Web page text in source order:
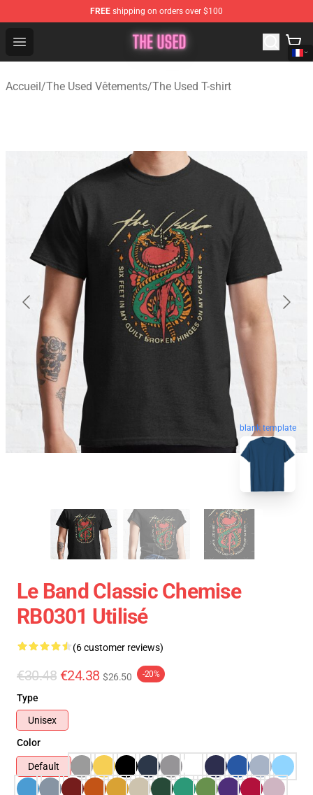
FREE shipping on orders over $100
Open menu
The Used Store - Official The Used Merchandise Shop
Accueil/The Used Vêtements/The Used T-shirt
blank template
Le Band Classic Chemise
RB0301 Utilisé
(6 customer reviews)
€30.48 €24.38 $26.50 -20%
Type
Unisex
Color
Default